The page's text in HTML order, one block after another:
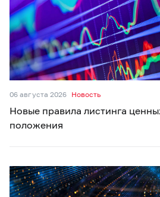
06 августа 2026 Новость
Новые правила листинга
положения